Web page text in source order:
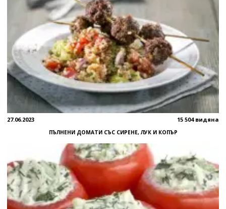
27.06.2023 15 504 видяна
ПЪЛНЕНИ ДОМАТИ СЪС СИРЕНЕ, ЛУК И КОПЪР